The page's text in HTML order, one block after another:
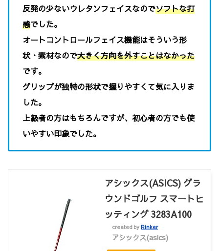
反発の少ないウレタンフェイスなのでソフトな打
感でした。
オートコントロールフェイス機能はそういう形
状・素材なので大きく方向を外すことはなかった
です。
グリップが独特の形状で握りやすくて気に入りま
した。
上級者の方はもちろんですが、初心者の方でも使
いやすい印象でした。
アシックス(ASICS) グラ
ウンドゴルフ スマートヒ
ッティング 3283A100
created by Rinker
アシックス(asics)